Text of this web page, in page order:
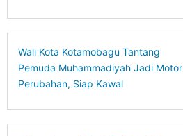
Wali Kota Kotamobagu Tantang
Pemuda Muhammadiyah Jadi Motor
Perubahan, Siap Kawal